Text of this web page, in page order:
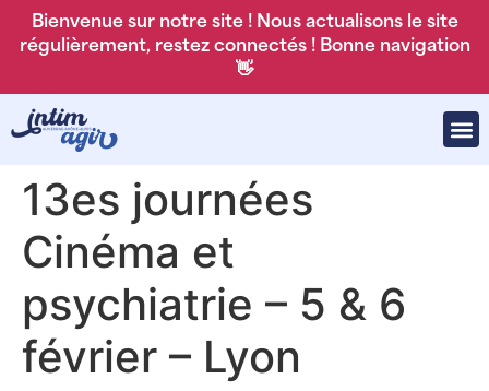
Bienvenue sur notre site ! Nous actualisons le site
régulièrement, restez connectés ! Bonne navigation
👋
13es journées
Cinéma et
psychiatrie – 5 & 6
février – Lyon